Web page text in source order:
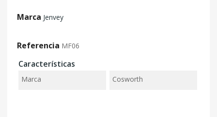
Marca Jenvey
Referencia MF06
Características
Marca Cosworth